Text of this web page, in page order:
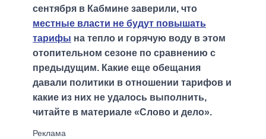
сентября в Кабмине заверили, что
местные власти не будут повышать
тарифы на тепло и горячую воду в этом
отопительном сезоне по сравнению с
предыдущим. Какие еще обещания
давали политики в отношении тарифов и
какие из них не удалось выполнить,
читайте в материале «Слово и дело».